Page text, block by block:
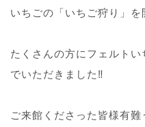
いちごの「いちご狩り」を
たくさんの方にフェルト
でいただきました‼
ご来館くださった皆様有難